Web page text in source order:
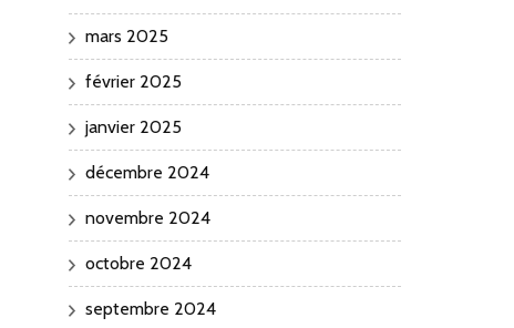
mars 2025
février 2025
janvier 2025
décembre 2024
novembre 2024
octobre 2024
septembre 2024